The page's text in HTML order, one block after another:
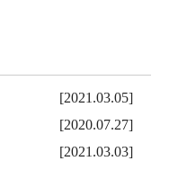
[2021.03.05]
[2020.07.27]
[2021.03.03]